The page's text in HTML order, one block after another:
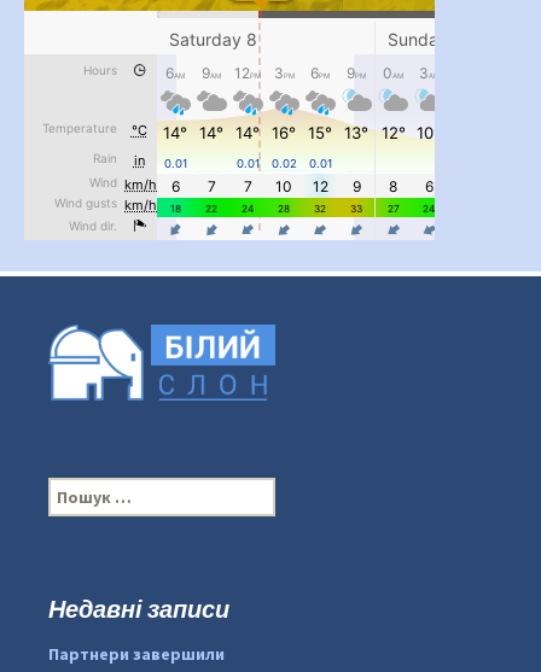
#PipIvanToday...
pimrec_project
#PipIvanToday
pimrec_project
П
о
:Недавні записи
Партнери завершили